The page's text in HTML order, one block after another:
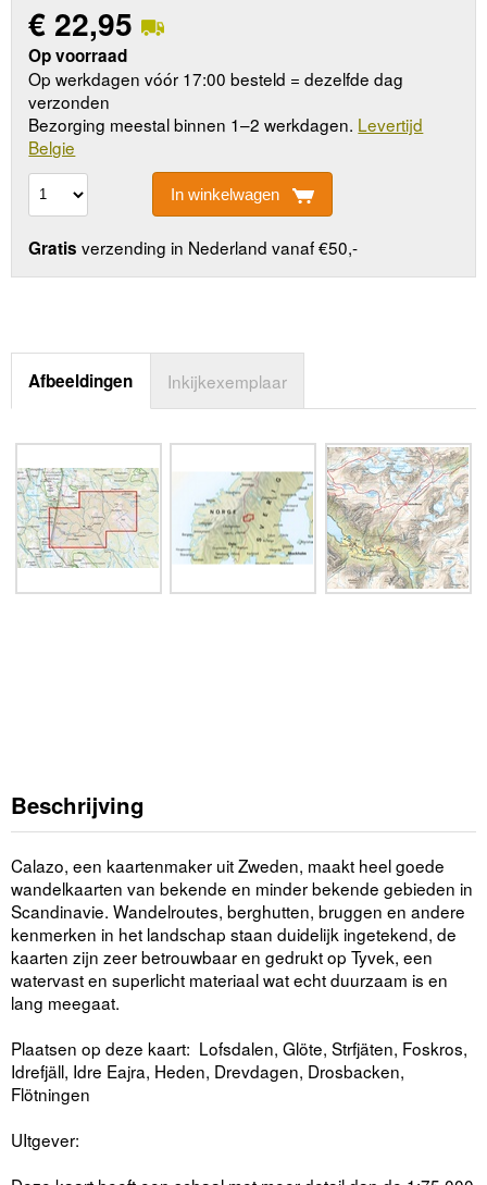
€ 22,95
Op voorraad
Op werkdagen vóór 17:00 besteld = dezelfde dag
verzonden
Bezorging meestal binnen 1–2 werkdagen. Levertijd
Belgie
In winkelwagen
Gratis verzending in Nederland vanaf €50,-
Afbeeldingen Inkijkexemplaar
Beschrijving
Calazo, een kaartenmaker uit Zweden, maakt heel goede
wandelkaarten van bekende en minder bekende gebieden in
Scandinavie. Wandelroutes, berghutten, bruggen en andere
kenmerken in het landschap staan duidelijk ingetekend, de
kaarten zijn zeer betrouwbaar en gedrukt op Tyvek, een
watervast en superlicht materiaal wat echt duurzaam is en
lang meegaat.
Plaatsen op deze kaart: Lofsdalen, Glöte, Strfjäten, Foskros,
Idrefjäll, Idre Eajra, Heden, Drevdagen, Drosbacken,
Flötningen
UItgever: